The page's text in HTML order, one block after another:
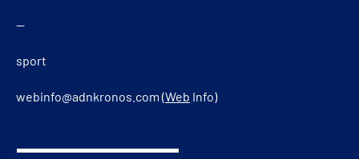
—
sport
webinfo@adnkronos.com (Web Info)